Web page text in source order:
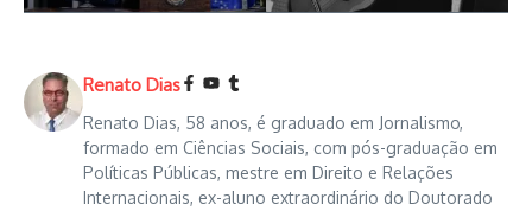
Renato Dias
Renato Dias, 58 anos, é graduado em Jornalismo,
formado em Ciências Sociais, com pós-graduação em
Políticas Públicas, mestre em Direito e Relações
Internacionais, ex-aluno extraordinário do Doutorado